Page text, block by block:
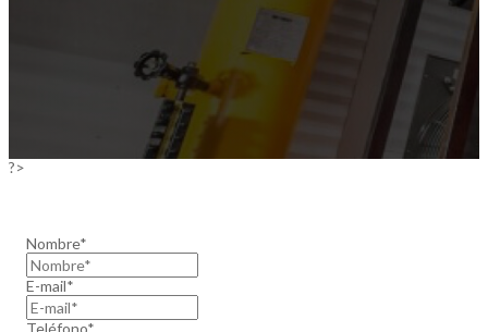
?>
TecnoRenta - Plantas
Nombre*
E-mail*